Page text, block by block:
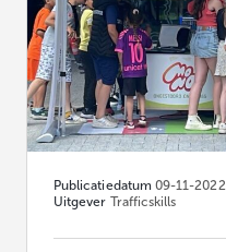
Publicatiedatum 09-11-2022
Uitgever Trafficskills